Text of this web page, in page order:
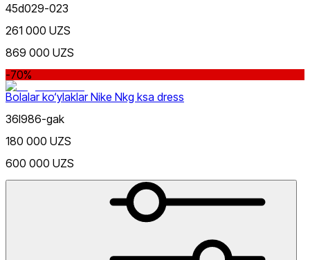
Pushti
Qora
dan
gacha
Yangi mahsulotlar
45d029-023
261 000 UZS
869 000 UZS
-70%
Bolalar ko‘ylaklar Nike Nkg ksa dress
36l986-gak
180 000 UZS
600 000 UZS